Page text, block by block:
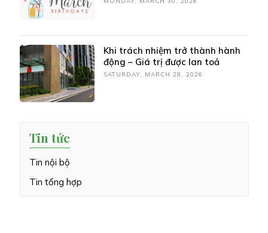
Khi trách nhiệm trở thành hành
động – Giá trị được lan toả
SATURDAY, MARCH 28, 2026
Tin tức
Tin nội bộ
Tin tổng hợp